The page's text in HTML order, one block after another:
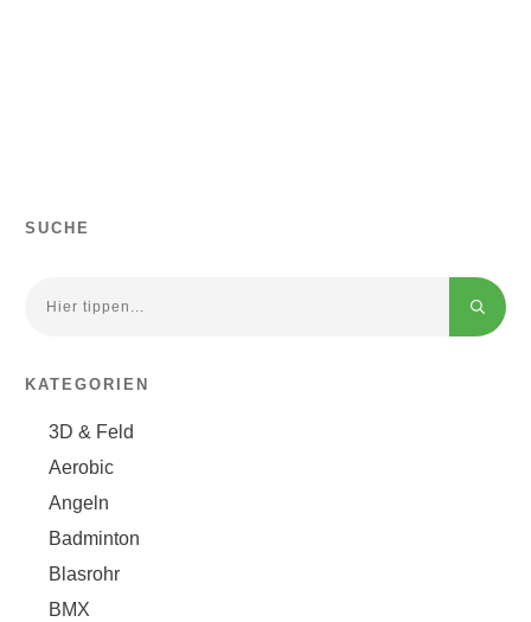
SUCHE
KATEGORIEN
3D & Feld
Aerobic
Angeln
Badminton
Blasrohr
BMX